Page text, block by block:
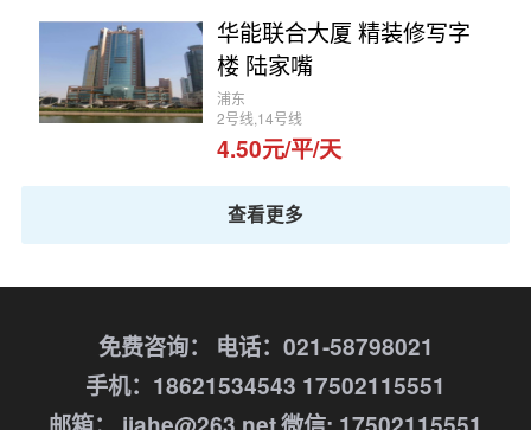
华能联合大厦 精装修写字
楼 陆家嘴
浦东
2号线,14号线
4.50元/平/天
查看更多
免费咨询：
电话：021-58798021
手机：18621534543 17502115551